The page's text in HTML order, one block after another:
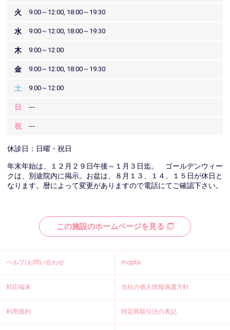
火 9:00～12:00, 18:00～19:30
水 9:00～12:00, 18:00～19:30
木 9:00～12:00
金 9:00～12:00, 18:00～19:30
土 9:00～12:00
日 ---
祝 ---
休診日：日曜・祝日
年末年始は、１２月２９日午後～１月３日迄。 ゴールデンウィー
クは、別途院内に掲示。お盆は、８月１３、１４、１５日が休日と
なります。暦によって変更がありますので電話にてご確認下さい。
この施設のホームページを見る
ヘルプ/お問い合わせ mopita
対応端末 当社の個人情報保護方針
利用規約 特定商取引法の表記